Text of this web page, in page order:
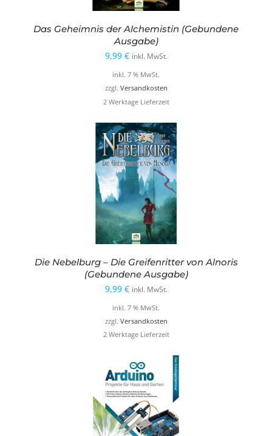
Das Geheimnis der Alchemistin (Gebundene
Ausgabe)
9,99 € inkl. MwSt.
inkl. 7 % MwSt.
zzgl. Versandkosten
2 Werktage Lieferzeit
Die Nebelburg – Die Greifenritter von Alnoris
(Gebundene Ausgabe)
9,99 € inkl. MwSt.
inkl. 7 % MwSt.
zzgl. Versandkosten
2 Werktage Lieferzeit